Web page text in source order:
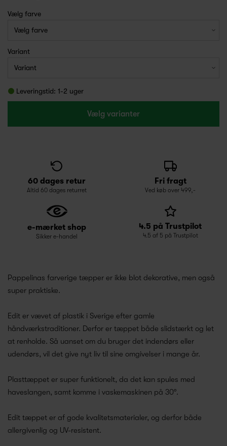
Vælg farve
Variant
Leveringstid: 1-2 uger
Vælg varianter
60 dages retur
Altid 60 dages returret
Fri fragt
Ved køb over 499,-
e-mærket shop
Sikker e-handel
4.5 på Trustpilot
4.5 af 5 på Trustpilot
Pappelinas farverige tæpper er ikke blot dekorative, men også
super praktiske.
Edit er vævet af plastik i Sverige efter gamle
håndværkstraditioner. Derfor er tæppet både slidstærkt og let
at renholde. Så uanset om du bruger det indendørs eller
udendørs, vil det give nyt liv til sine omgivelser i mange år.
Plasttæppet er super funktionelt, da det kan spules med
haveslangen, samt komme i vaskemaskinen på 30°.
Edit tæppet er af gode kvalitetsmaterialer, og derfor både
allergivenlig og UV-resistent.